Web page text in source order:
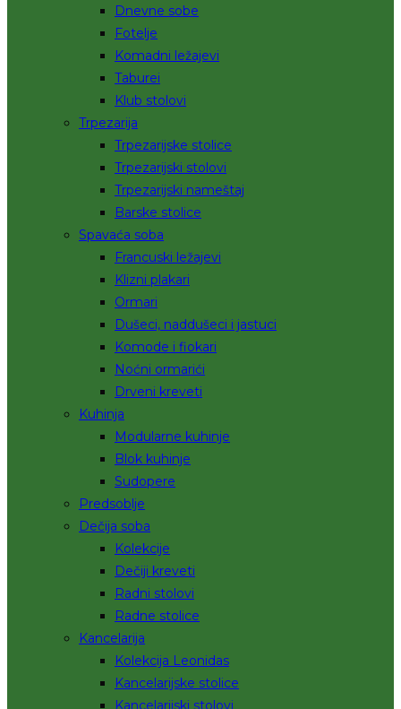
Dnevne sobe
Fotelje
Komadni ležajevi
Taburei
Klub stolovi
Trpezarija
Trpezarijske stolice
Trpezarijski stolovi
Trpezarijski nameštaj
Barske stolice
Spavaća soba
Francuski ležajevi
Klizni plakari
Ormari
Dušeci, naddušeci i jastuci
Komode i fiokari
Noćni ormarići
Drveni kreveti
Kuhinja
Modularne kuhinje
Blok kuhinje
Sudopere
Predsoblje
Dečija soba
Kolekcije
Dečiji kreveti
Radni stolovi
Radne stolice
Kancelarija
Kolekcija Leonidas
Kancelarijske stolice
Kancelarijski stolovi